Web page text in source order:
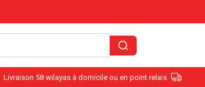
Livraison 58 wilayas à domicile ou en point relais